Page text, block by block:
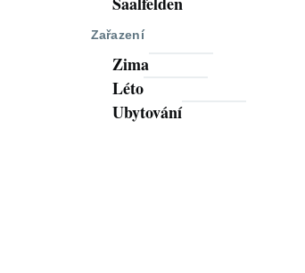
Zařazení
Zima
Léto
Ubytování